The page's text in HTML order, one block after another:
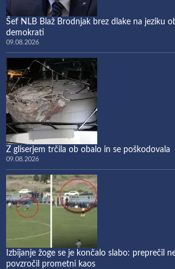
Šef NLB Blaž Brodnjak brez dlake na jeziku
demokrati
09.08.2026
Z gliserjem trčila ob obalo in se poškodovala
09.08.2026
Izbijanje žoge se je končalo slabo: preprečil
povzročil prometni kaos